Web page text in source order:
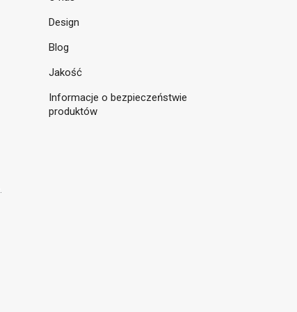
Design
Blog
Jakość
Informacje o bezpieczeństwie
produktów